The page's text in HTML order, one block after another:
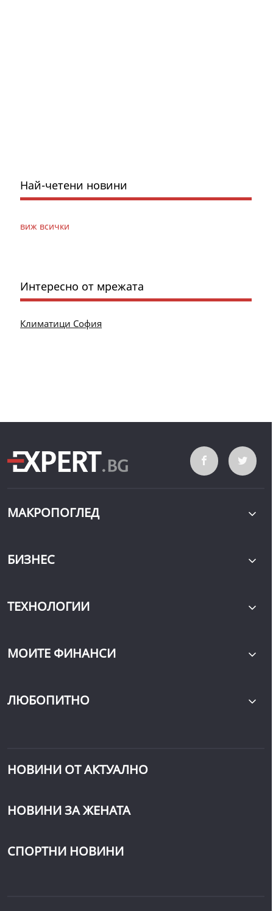
Най-четени новини
виж всички
Интересно от мрежата
Климатици София
МАКРОПОГЛЕД
БИЗНЕС
ТЕХНОЛОГИИ
МОИТЕ ФИНАНСИ
ЛЮБОПИТНО
НОВИНИ ОТ АКТУАЛНО
НОВИНИ ЗА ЖЕНАТА
СПОРТНИ НОВИНИ